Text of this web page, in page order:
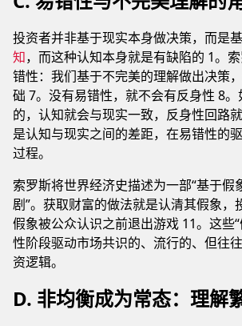
投资者并非基于现实本身做决策，而是
知，而这种认知本身就是有缺陷的 1。
错性：我们基于不完美的理解做出决策
础 7。没有易错性，就不会有反身性 8
的，认知就会与现实一致，反身性回路
是认知与现实之间的差距，在易错性的
过程。
索罗斯将世界经济史描述为一部“基于假
剧”。获取财富的做法就是认清其假象，
假象被公众认识之前退出游戏 11。这些
性阶段驱动市场共识的、流行的、但往
资逻辑。
D. 非均衡成为常态：理解